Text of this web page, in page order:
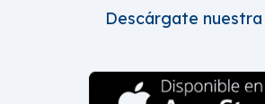
Descárgate